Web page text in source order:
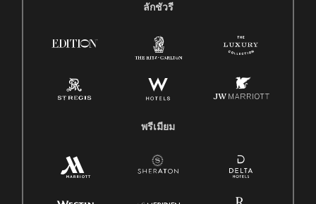
ลักชัวรี
พรีเมียม